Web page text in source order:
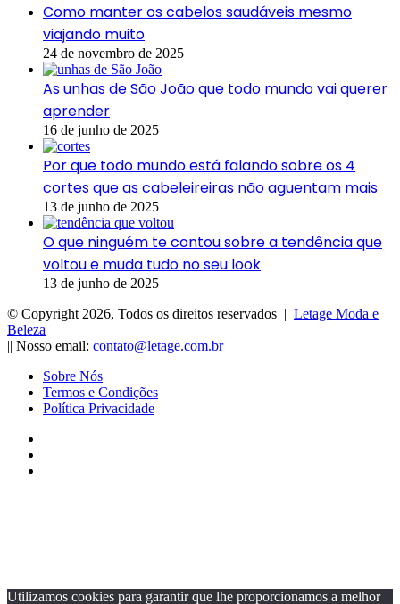
Como manter os cabelos saudáveis mesmo
viajando muito
24 de novembro de 2025
As unhas de São João que todo mundo vai querer
aprender
16 de junho de 2025
Por que todo mundo está falando sobre os 4
cortes que as cabeleireiras não aguentam mais
13 de junho de 2025
O que ninguém te contou sobre a tendência que
voltou e muda tudo no seu look
13 de junho de 2025
© Copyright 2026, Todos os direitos reservados | Letage Moda e
Beleza
|| Nosso email: contato@letage.com.br
Sobre Nós
Termos e Condições
Política Privacidade
Utilizamos cookies para garantir que lhe proporcionamos a melhor